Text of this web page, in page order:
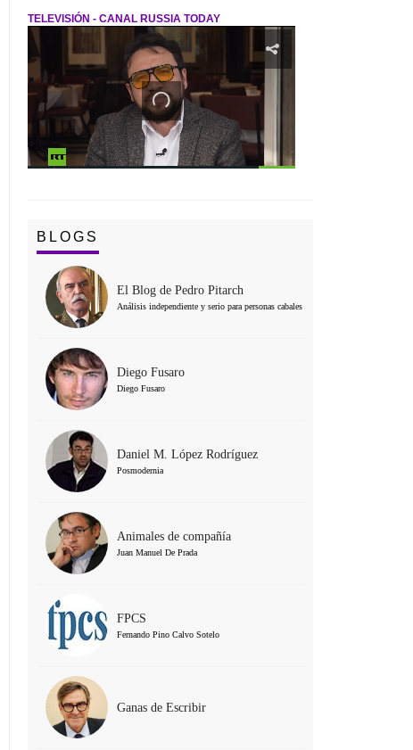
TELEVISIÓN - CANAL RUSSIA TODAY
BLOGS
El Blog de Pedro Pitarch
Análisis independiente y serio para personas cabales
Diego Fusaro
Diego Fusaro
Daniel M. López Rodríguez
Posmodernia
Animales de compañía
Juan Manuel De Prada
FPCS
Fernando Pino Calvo Sotelo
Ganas de Escribir